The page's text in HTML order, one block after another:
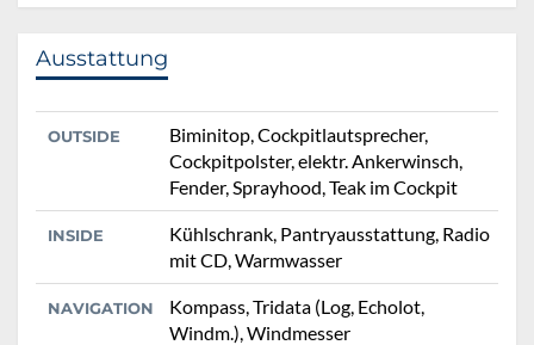
Ausstattung
OUTSIDE
Biminitop, Cockpitlautsprecher,
Cockpitpolster, elektr. Ankerwinsch,
Fender, Sprayhood, Teak im Cockpit
INSIDE
Kühlschrank, Pantryausstattung, Radio
mit CD, Warmwasser
NAVIGATION
Kompass, Tridata (Log, Echolot,
Windm.), Windmesser